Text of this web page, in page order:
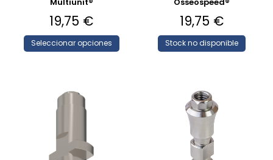
19,75 €
Seleccionar opciones
19,75 €
Stock no disponible